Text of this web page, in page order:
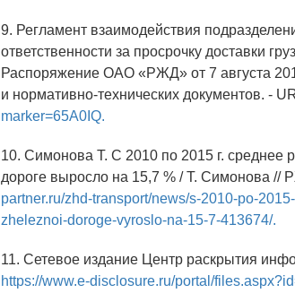
9. Регламент взаимодействия
ответственности за просрочку доставки
Распоряжение ОАО «РЖД» от 7 августа
и нормативно-технических документов. -
marker=65A0IQ.
10. Симонова Т. С 2010 по 2015 г. среднее
дороге выросло на 15,7 % / Т. Симонова //
partner.ru/zhd-transport/news/s-2010-po-
zheleznoi-doroge-vyroslo-na-15-7-413674/.
11. Сетевое издание Центр раскрытия
https://www.e-disclosure.ru/portal/